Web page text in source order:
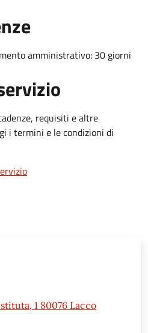
amministrativo: 30 giorni
requisiti e altre
i termini e le condizioni di
1 80076 Lacco